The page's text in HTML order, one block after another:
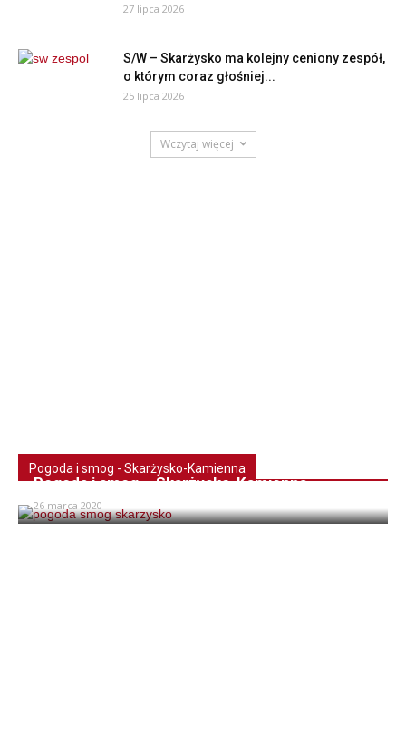
27 lipca 2026
S/W – Skarżysko ma kolejny ceniony zespół,
o którym coraz głośniej...
25 lipca 2026
Wczytaj więcej
Pogoda i smog - Skarżysko-Kamienna
Pogoda i smog – Skarżysko-Kamienna
26 marca 2020